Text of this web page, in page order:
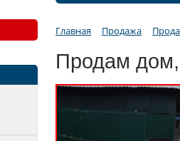
Главная Продажа
Продам